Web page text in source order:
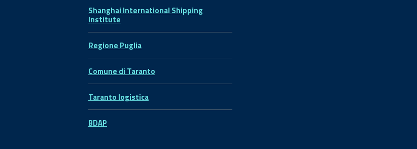
Shanghai International Shipping
Institute
Regione Puglia
Comune di Taranto
Taranto logistica
BDAP